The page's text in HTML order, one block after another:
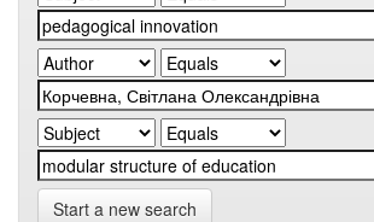
Start a new search